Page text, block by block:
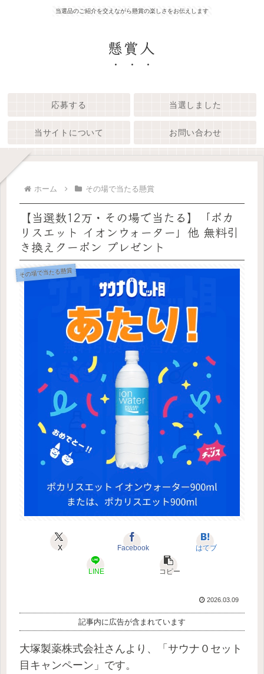
当選品のご紹介を交えながら懸賞の楽しさをお伝えします
懸賞人
応募する 当選しました
当サイトについて お問い合わせ
ホーム その場で当たる懸賞
【当選数12万・その場で当たる】「ポカ
リスエット イオンウォーター」他 無料引
き換えクーポン プレゼント
その場で当たる懸賞
X Facebook はてブ
LINE コピー
2026.03.09
記事内に広告が含まれています
大塚製薬株式会社さんより、「サウナ０セット
目キャンペーン」です。